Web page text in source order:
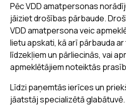
Pēc VDD amatpersonas
jāiziet drošības pārbaude.
VDD amatpersona veic
lietu apskati, kā arī pārbauda
līdzekļiem un pārliecinās, vai
apmeklētājiem noteiktās
Līdzi paņemtās ierīces un
jāatstāj specializētā glabātuvē.